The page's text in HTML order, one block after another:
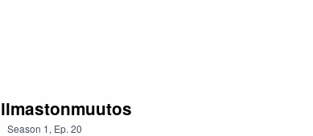
Season 1, Ep. 20